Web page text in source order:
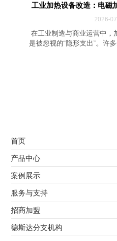
2026-
在工业制造与商业运营中，
是被忽视的“隐形支出”。许
首页
不锈钢专用电磁加热器
电磁蒸汽发生器
电磁加热棒配件
产品中心
不锈钢专用电磁加热器
电磁蒸汽发生器
案例展示
最新案例
其他应用
服务与支持
服务覆盖网络
服务流程
招商加盟
前景分析
德斯达分支机构